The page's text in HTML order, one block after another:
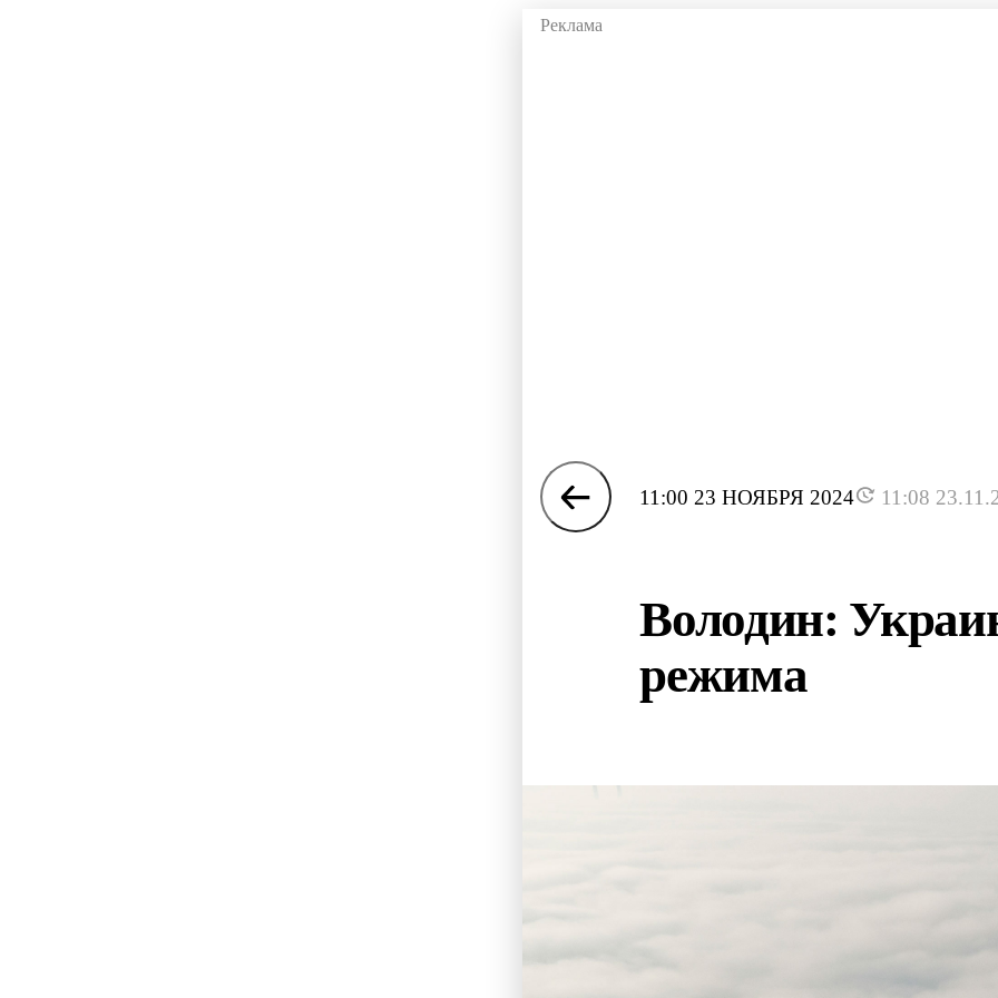
11:00 23 НОЯБРЯ 2024 11:08
Володин:
режима